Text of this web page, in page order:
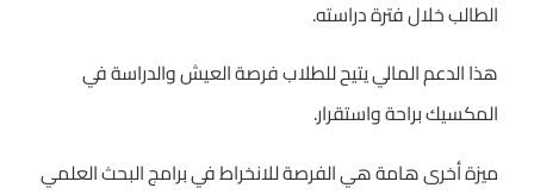
الطالب خلال فترة دراسته.
هذا الدعم المالي يتيح للطلاب فرصة العيش والدراسة في
المكسيك براحة واستقرار.
ميزة أخرى هامة هي الفرصة للانخراط في برامج البحث العلمي